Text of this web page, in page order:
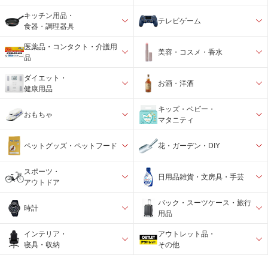
キッチン用品・
食器・調理器具
テレビゲーム
医薬品・コンタクト・介護用
品
美容・コスメ・香水
ダイエット・
健康用品
お酒・洋酒
おもちゃ
キッズ・ベビー・
マタニティ
ペットグッズ・ペットフード 花・ガーデン・DIY
スポーツ・
アウトドア
日用品雑貨・文房具・手芸
時計
バック・スーツケース・旅行
用品
インテリア・
寝具・収納
アウトレット品・
その他